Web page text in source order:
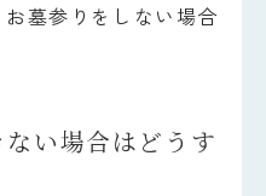
墓参りをしない場合
い場合はどうす